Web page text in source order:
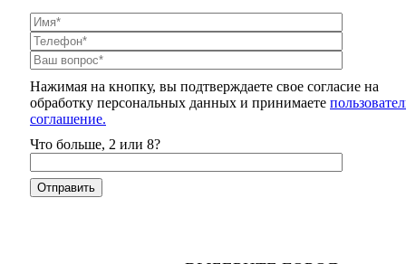
Нажимая на кнопку, вы подтверждаете свое согласие на
обработку персональных данных и принимаете
соглашение.
Что больше, 2 или 8?